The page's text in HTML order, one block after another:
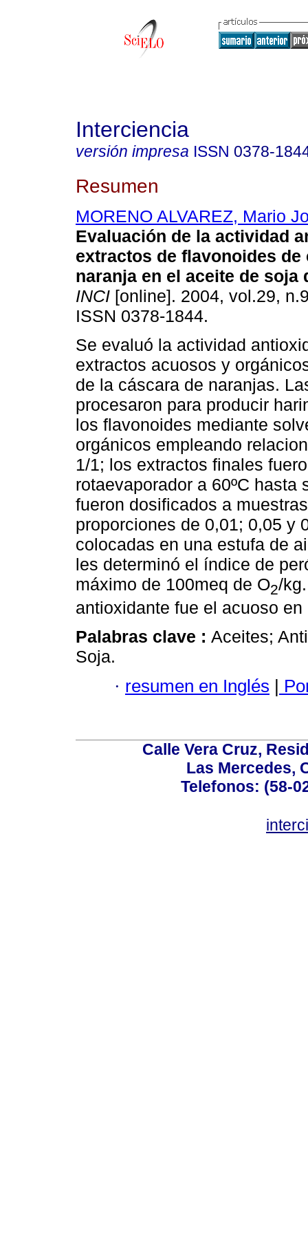
Interciencia
versión impresa ISSN 0378-
Resumen
MORENO ALVAREZ, Mario
Evaluación de la actividad
extractos de flavonoides de
naranja en el aceite de
INCI [online]. 2004, vol.29,
ISSN 0378-1844.
Se evaluó la actividad
extractos acuosos y
de la cáscara de naranjas.
procesaron para producir
los flavonoides mediante
orgánicos empleando
1/1; los extractos finales
rotaevaporador a 60ºC
fueron dosificados a
proporciones de 0,01; 0,05 y
colocadas en una estufa de
les determinó el índice de
máximo de 100meq de O2/
antioxidante fue el acuoso
Palabras clave : Aceites;
Soja.
· resumen en Inglés |
Calle Vera Cruz,
Las Mercedes,
Telefonos: (58-